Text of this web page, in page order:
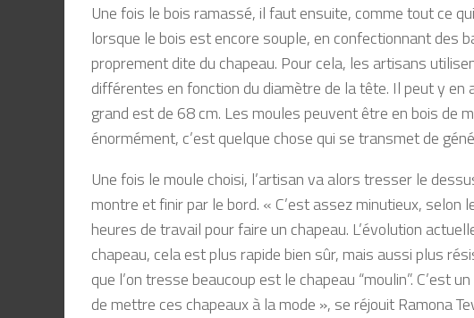
Une fois le bois ramassé, il faut ensuite, comme tout ce
lorsque le bois est encore souple, en confectionnant des
proprement dite du chapeau. Pour cela, les artisans
différentes en fonction du diamètre de la tête. Il peut y
grand est de 68 cm. Les moules peuvent être en bois de
énormément, c’est quelque chose qui se transmet de
Une fois le moule choisi, l’artisan va alors tresser le
montre et finir par le bord. « C’est assez minutieux,
heures de travail pour faire un chapeau. L’évolution
chapeau, cela est plus rapide bien sûr, mais aussi plus
que l’on tresse beaucoup est le chapeau “moulin”. C’est
de mettre ces chapeaux à la mode », se réjouit Ramona